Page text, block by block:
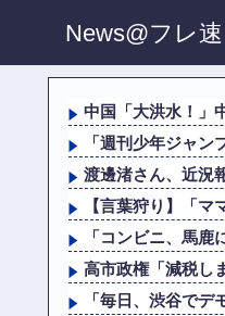
News@フレ速
中国「大洪水！」
「週刊少年ジャ
渡邊渚さん、近況
【言葉狩り】「
「コンビニ、馬
高市政権「減税し
「毎日、渋谷で